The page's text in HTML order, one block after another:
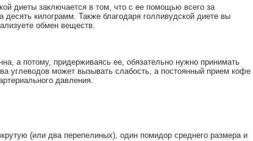
диеты заключается в том, что с ее помощью всего за
килограмм. Также благодаря голливудской диете вы
обмен веществ.
а потому, придерживаясь ее, обязательно нужно принимать
углеводов может вызывать слабость, а постоянный прием кофе
давления.
(или два перепелиных), один помидор среднего размера и